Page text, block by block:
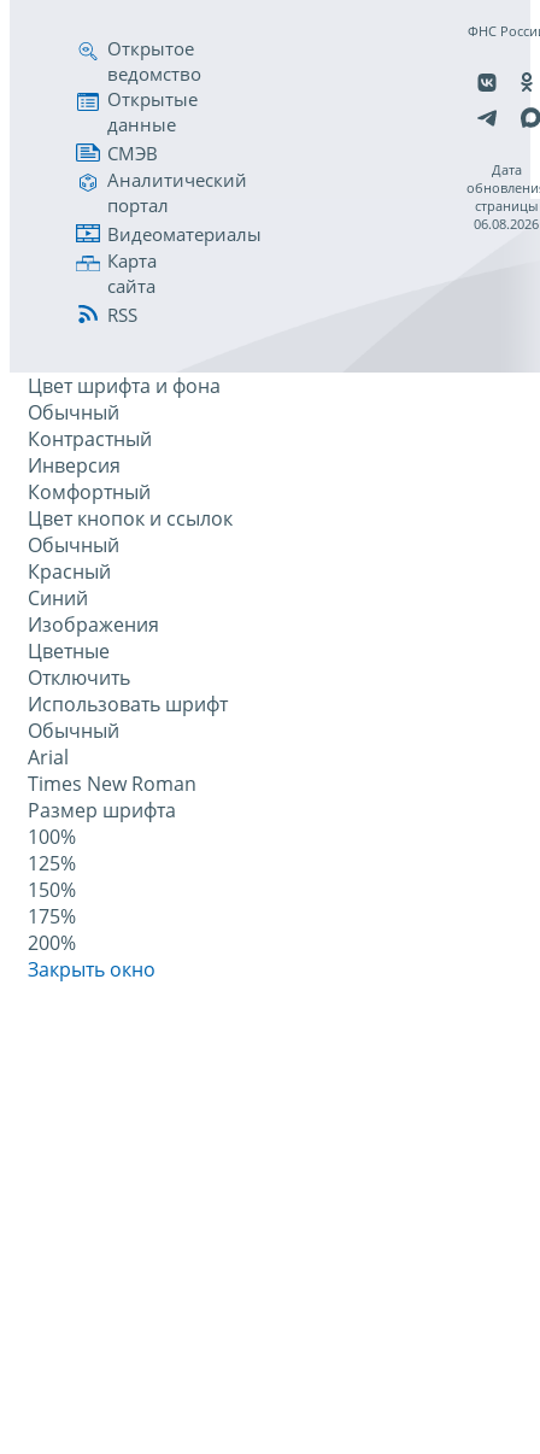
Открытое
ведомство
Открытые
данные
СМЭВ
Аналитический
портал
Видеоматериалы
Карта
сайта
RSS
ФНС
Дата
страницы
06.08.2026
Цвет шрифта и фона
Обычный
Контрастный
Инверсия
Комфортный
Цвет кнопок и ссылок
Обычный
Красный
Синий
Изображения
Цветные
Отключить
Использовать шрифт
Обычный
Arial
Times New Roman
Размер шрифта
100%
125%
150%
175%
200%
Закрыть окно